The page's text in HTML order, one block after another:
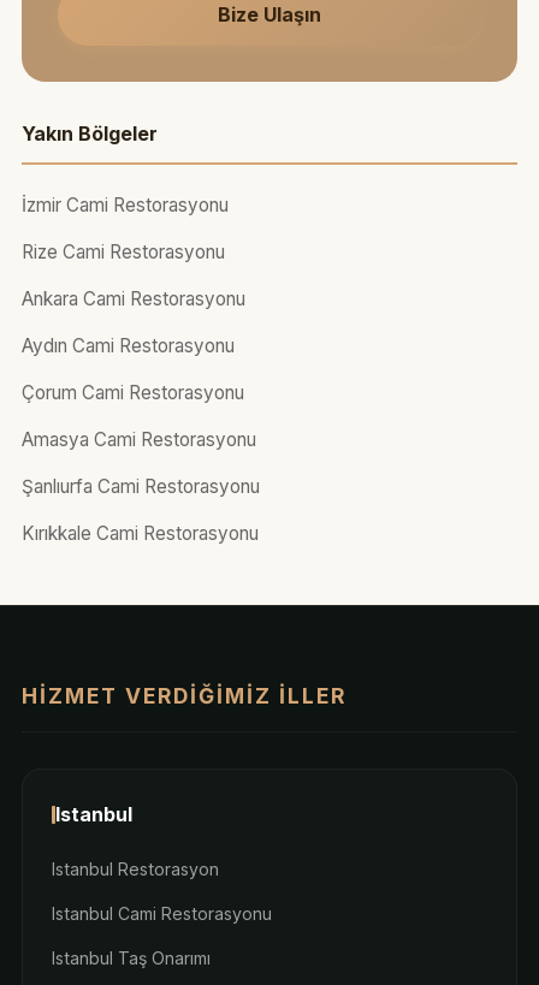
Bize Ulaşın
Yakın Bölgeler
İzmir Cami Restorasyonu
Rize Cami Restorasyonu
Ankara Cami Restorasyonu
Aydın Cami Restorasyonu
Çorum Cami Restorasyonu
Amasya Cami Restorasyonu
Şanlıurfa Cami Restorasyonu
Kırıkkale Cami Restorasyonu
HIZMET VERDIĞIMIZ İLLER
Istanbul
Istanbul Restorasyon
Istanbul Cami Restorasyonu
Istanbul Taş Onarımı